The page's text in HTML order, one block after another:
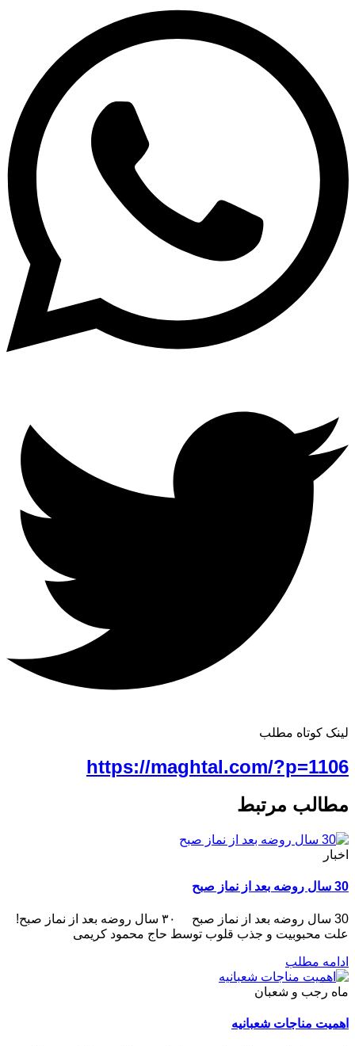
لینک کوتاه مطلب
https://maghtal.com/?p=1106
مطالب مرتبط
اخبار
30 سال روضه بعد از نماز صبح
30 سال روضه بعد از نماز صبح ۳۰ سال روضه بعد از نماز صبح!
علت محبوبیت و جذب قلوب توسط حاج محمود کریمی
ادامه مطلب
ماه رجب و شعبان
اهمیت مناجات شعبانیه